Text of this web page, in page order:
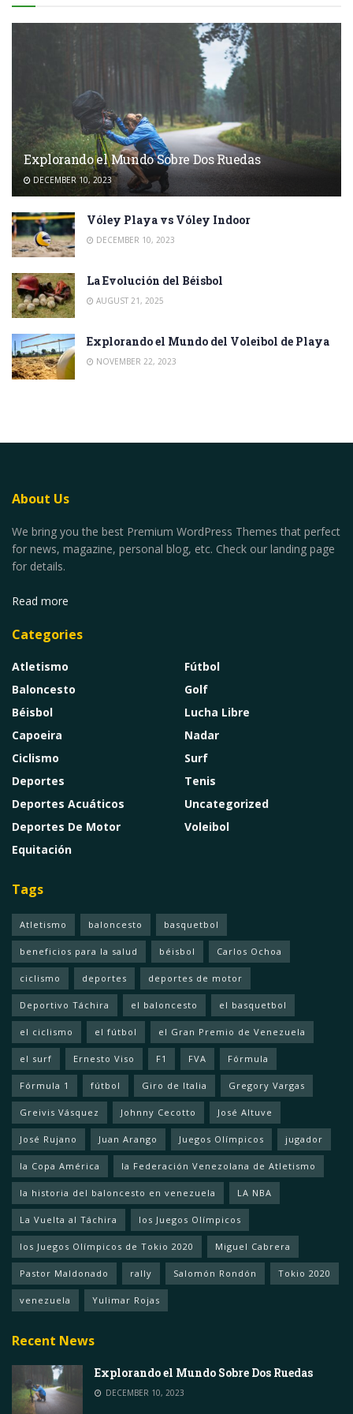
Explorando el Mundo Sobre Dos Ruedas
DECEMBER 10, 2023
Vóley Playa vs Vóley Indoor
DECEMBER 10, 2023
La Evolución del Béisbol
AUGUST 21, 2025
Explorando el Mundo del Voleibol de Playa
NOVEMBER 22, 2023
About Us
We bring you the best Premium WordPress Themes that perfect
for news, magazine, personal blog, etc. Check our landing page
for details.
Read more
Categories
Atletismo
Baloncesto
Béisbol
Capoeira
Ciclismo
Deportes
Deportes Acuáticos
Deportes De Motor
Equitación
Fútbol
Golf
Lucha Libre
Nadar
Surf
Tenis
Uncategorized
Voleibol
Tags
Atletismo baloncesto basquetbol
beneficios para la salud béisbol Carlos Ochoa
ciclismo deportes deportes de motor
Deportivo Táchira el baloncesto el basquetbol
el ciclismo el fútbol el Gran Premio de Venezuela
el surf Ernesto Viso F1 FVA Fórmula
Fórmula 1 fútbol Giro de Italia Gregory Vargas
Greivis Vásquez Johnny Cecotto José Altuve
José Rujano Juan Arango Juegos Olímpicos jugador
la Copa América la Federación Venezolana de Atletismo
la historia del baloncesto en venezuela LA NBA
La Vuelta al Táchira los Juegos Olímpicos
los Juegos Olímpicos de Tokio 2020 Miguel Cabrera
Pastor Maldonado rally Salomón Rondón Tokio 2020
venezuela Yulimar Rojas
Recent News
Explorando el Mundo Sobre Dos Ruedas
DECEMBER 10, 2023